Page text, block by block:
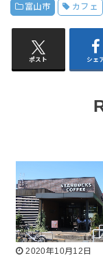
富山市 カフェ
ポスト シェ
2020年10月12日